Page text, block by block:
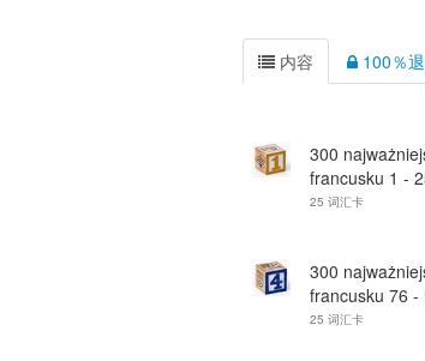
内容 100％
300
francusku 1 -
25 词汇卡
300
francusku 76 -
25 词汇卡